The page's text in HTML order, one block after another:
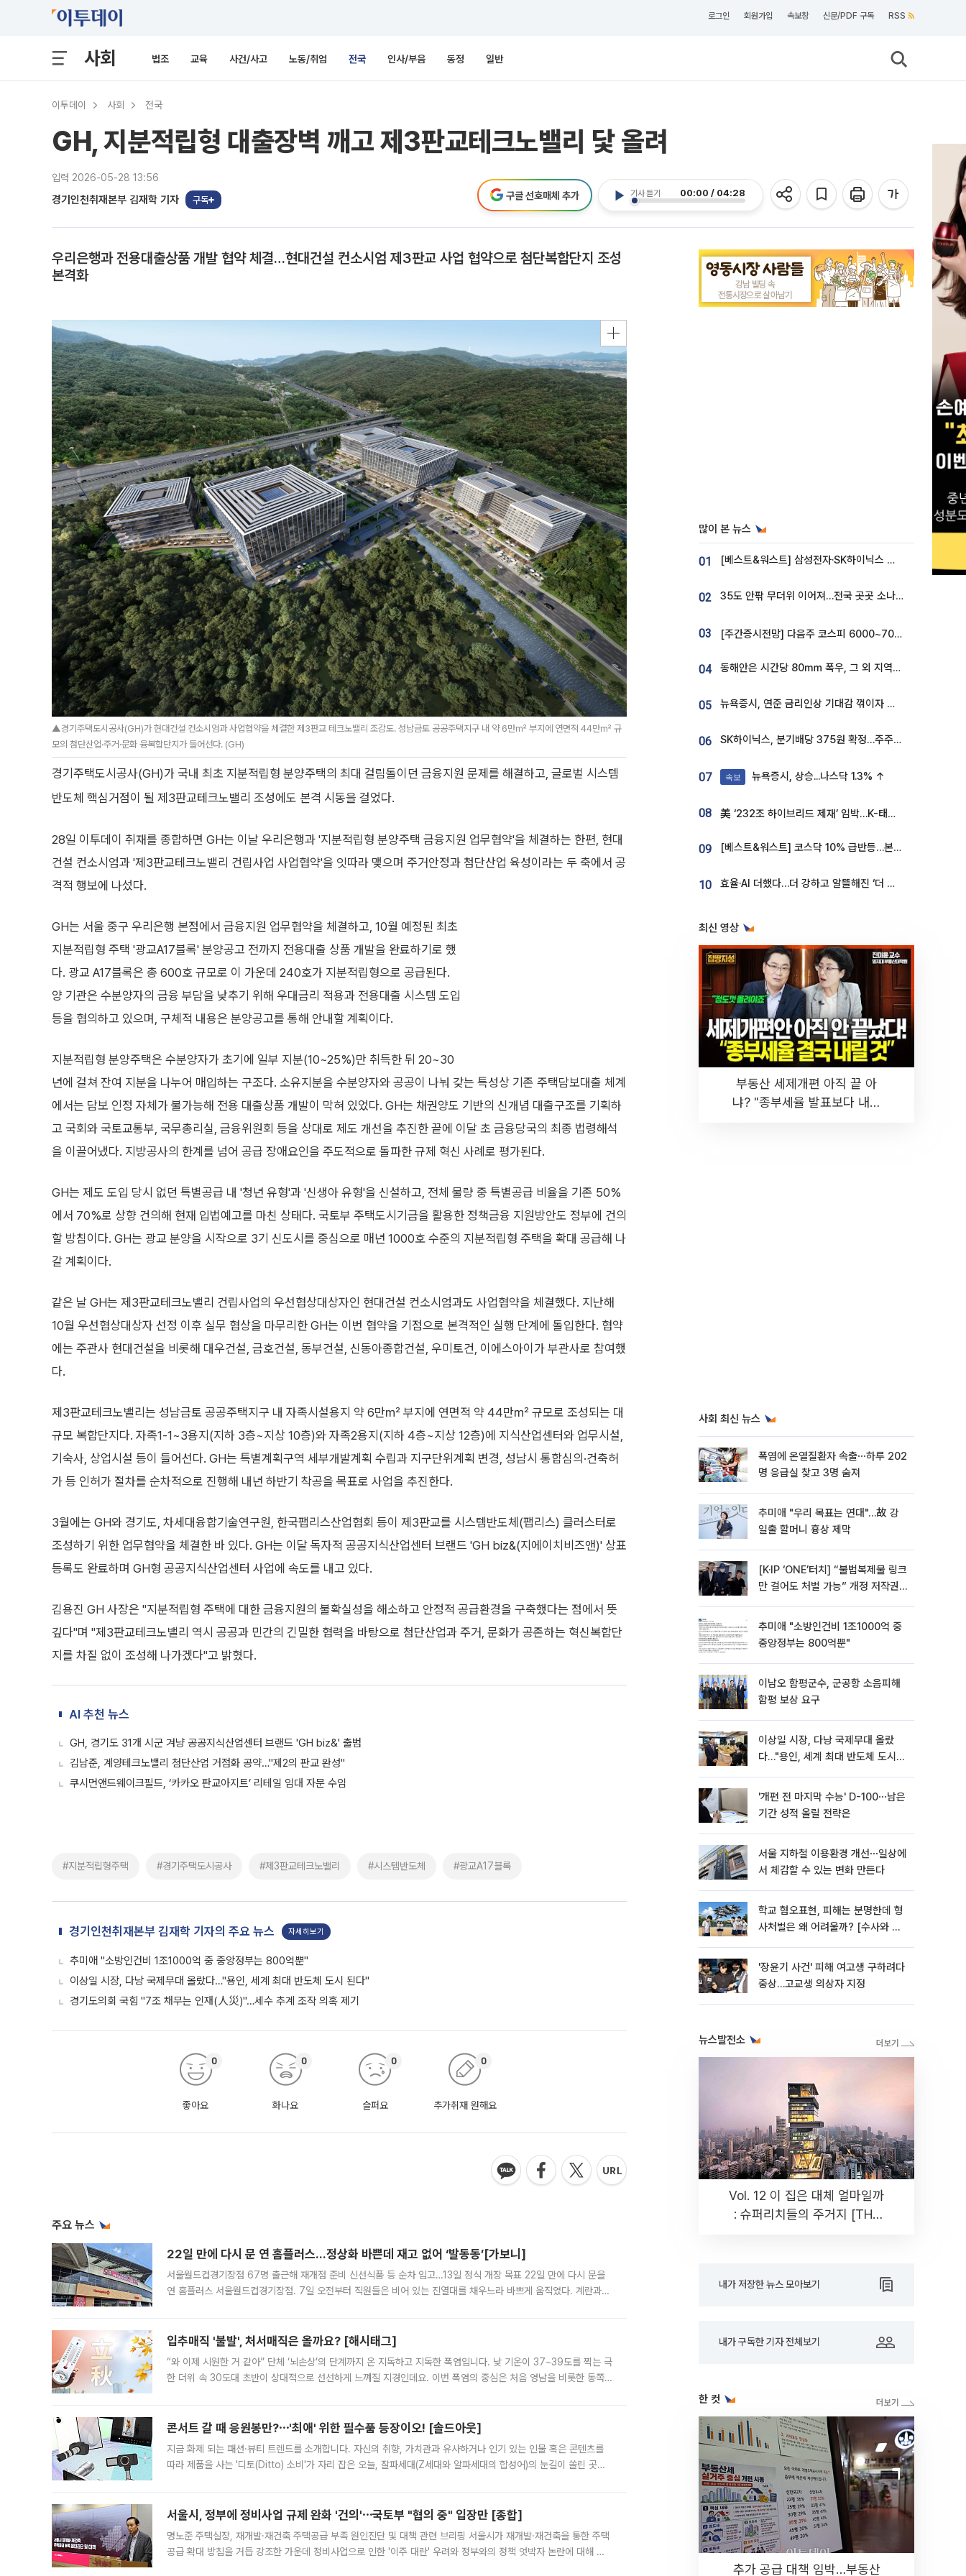
로그인 회원가입 속보창 신문/PDF 구독 RSS
사회 법조 교육 사건/사고 노동/취업 전국 인사/부음 동정 일반
이투데이 사회 전국
GH, 지분적립형 대출장벽 깨고 제3판교테크노밸리 닻 올려
입력 2026-05-28 13:56
경기인천취재본부 김재학 기자 구독
기사 듣기 00:00 / 04:28
구글 선호매체 추가
우리은행과 전용대출상품 개발 협약 체결…현대건설 컨소시엄 제3판교 사업 협약으로 첨단복합단지 조성
본격화
▲경기주택도시공사(GH)가 현대건설 컨소시엄과 사업협약을 체결한 제3판교 테크노밸리 조감도. 성남금토 공공주택지구 내 약 6만㎡ 부지에 연면적 44만㎡ 규
모의 첨단산업·주거·문화 융복합단지가 들어선다. (GH)
경기주택도시공사(GH)가 국내 최초 지분적립형 분양주택의 최대 걸림돌이던 금융지원 문제를 해결하고, 글로벌 시스템
반도체 핵심거점이 될 제3판교테크노밸리 조성에도 본격 시동을 걸었다.
28일 이투데이 취재를 종합하면 GH는 이날 우리은행과 '지분적립형 분양주택 금융지원 업무협약'을 체결하는 한편, 현대
건설 컨소시엄과 '제3판교테크노밸리 건립사업 사업협약'을 잇따라 맺으며 주거안정과 첨단산업 육성이라는 두 축에서 공
격적 행보에 나섰다.
GH는 서울 중구 우리은행 본점에서 금융지원 업무협약을 체결하고, 10월 예정된 최초
지분적립형 주택 '광교A17블록' 분양공고 전까지 전용대출 상품 개발을 완료하기로 했
다. 광교 A17블록은 총 600호 규모로 이 가운데 240호가 지분적립형으로 공급된다.
양 기관은 수분양자의 금융 부담을 낮추기 위해 우대금리 적용과 전용대출 시스템 도입
등을 협의하고 있으며, 구체적 내용은 분양공고를 통해 안내할 계획이다.
지분적립형 분양주택은 수분양자가 초기에 일부 지분(10~25%)만 취득한 뒤 20~30
년에 걸쳐 잔여 지분을 나누어 매입하는 구조다. 소유지분을 수분양자와 공공이 나눠 갖는 특성상 기존 주택담보대출 체계
에서는 담보 인정 자체가 불가능해 전용 대출상품 개발이 막혀 있었다. GH는 채권양도 기반의 신개념 대출구조를 기획하
고 국회와 국토교통부, 국무총리실, 금융위원회 등을 상대로 제도 개선을 추진한 끝에 이달 초 금융당국의 최종 법령해석
을 이끌어냈다. 지방공사의 한계를 넘어 공급 장애요인을 주도적으로 돌파한 규제 혁신 사례로 평가된다.
GH는 제도 도입 당시 없던 특별공급 내 '청년 유형'과 '신생아 유형'을 신설하고, 전체 물량 중 특별공급 비율을 기존 50%
에서 70%로 상향 건의해 현재 입법예고를 마친 상태다. 국토부 주택도시기금을 활용한 정책금융 지원방안도 정부에 건의
할 방침이다. GH는 광교 분양을 시작으로 3기 신도시를 중심으로 매년 1000호 수준의 지분적립형 주택을 확대 공급해 나
갈 계획이다.
같은 날 GH는 제3판교테크노밸리 건립사업의 우선협상대상자인 현대건설 컨소시엄과도 사업협약을 체결했다. 지난해
10월 우선협상대상자 선정 이후 실무 협상을 마무리한 GH는 이번 협약을 기점으로 본격적인 실행 단계에 돌입한다. 협약
에는 주관사 현대건설을 비롯해 대우건설, 금호건설, 동부건설, 신동아종합건설, 우미토건, 이에스아이가 부관사로 참여했
다.
제3판교테크노밸리는 성남금토 공공주택지구 내 자족시설용지 약 6만㎡ 부지에 연면적 약 44만㎡ 규모로 조성되는 대
규모 복합단지다. 자족1-1~3용지(지하 3층~지상 10층)와 자족2용지(지하 4층~지상 12층)에 지식산업센터와 업무시설,
기숙사, 상업시설 등이 들어선다. GH는 특별계획구역 세부개발계획 수립과 지구단위계획 변경, 성남시 통합심의·건축허
가 등 인허가 절차를 순차적으로 진행해 내년 하반기 착공을 목표로 사업을 추진한다.
3월에는 GH와 경기도, 차세대융합기술연구원, 한국팹리스산업협회 등이 제3판교를 시스템반도체(팹리스) 클러스터로
조성하기 위한 업무협약을 체결한 바 있다. GH는 이달 독자적 공공지식산업센터 브랜드 'GH biz&(지에이치비즈앤)' 상표
등록도 완료하며 GH형 공공지식산업센터 사업에 속도를 내고 있다.
김용진 GH 사장은 "지분적립형 주택에 대한 금융지원의 불확실성을 해소하고 안정적 공급환경을 구축했다는 점에서 뜻
깊다"며 "제3판교테크노밸리 역시 공공과 민간의 긴밀한 협력을 바탕으로 첨단산업과 주거, 문화가 공존하는 혁신복합단
지를 차질 없이 조성해 나가겠다"고 밝혔다.
AI 추천 뉴스
GH, 경기도 31개 시군 겨냥 공공지식산업센터 브랜드 'GH biz&' 출범
김남준, 계양테크노밸리 첨단산업 거점화 공약…"제2의 판교 완성"
쿠시먼앤드웨이크필드, ‘카카오 판교아지트’ 리테일 임대 자문 수임
#지분적립형주택 #경기주택도시공사 #제3판교테크노밸리 #시스템반도체 #광교A17블록
경기인천취재본부 김재학 기자의 주요 뉴스 자세히보기
추미애 "소방인건비 1조1000억 중 중앙정부는 800억뿐"
이상일 시장, 다낭 국제무대 올랐다…"용인, 세계 최대 반도체 도시 된다"
경기도의회 국힘 "7조 채무는 인재(人災)"…세수 추계 조작 의혹 제기
좋아요
0
화나요
0
슬퍼요
0
추가취재 원해요
0
주요 뉴스
22일 만에 다시 문 연 홈플러스…정상화 바쁜데 재고 없어 ‘발동동’[가보니]
서울월드컵경기장점 67명 출근해 재개점 준비 신선식품 등 순차 입고…13일 정식 개장 목표 22일 만에 다시 문을
연 홈플러스 서울월드컵경기장점. 7일 오전부터 직원들은 비어 있는 진열대를 채우느라 바쁘게 움직였다. 계란과
입추매직 '불발', 처서매직은 올까요? [해시태그]
“와 이제 시원한 거 같아” 단체 ‘뇌손상’의 단계까지 온 지독하고 지독한 폭염입니다. 낮 기온이 37~39도를 찍는 극
한 더위 속 30도대 초반이 상대적으로 선선하게 느껴질 지경인데요. 이번 폭염의 중심은 처음 영남을 비롯한 동쪽
콘서트 갈 때 응원봉만?⋯'최애' 위한 필수품 등장이오! [솔드아웃]
지금 화제 되는 패션·뷰티 트렌드를 소개합니다. 자신의 취향, 가치관과 유사하거나 인기 있는 인물 혹은 콘텐츠를
따라 제품을 사는 '디토(Ditto) 소비'가 자리 잡은 오늘, 잘파세대(Z세대와 알파세대의 합성어)의 눈길이 쏠린 곳은
서울시, 정부에 정비사업 규제 완화 '건의'⋯국토부 "협의 중" 입장만 [종합]
명노준 주택실장, 재개발·재건축 주택공급 부족 원인진단 및 대책 관련 브리핑 서울시가 재개발·재건축을 통한 주택
공급 확대 방침을 거듭 강조한 가운데 정비사업으로 인한 '이주 대란' 우려와 정부와의 정책 엇박자 논란에 대해 정
많이 본 뉴스
01 [베스트&워스트] 삼성전자·SK하이닉스 밀린 한 주…상상인증권은 85% 급등
02 35도 안팎 무더위 이어져…전국 곳곳 소나기 [오늘 날씨]
03 [주간증시전망] 다음주 코스피 6000~7000⋯“外人 수급은 정책이 변수”
04 동해안은 시간당 80㎜ 폭우, 그 외 지역은 폭염…‘극과 극 날씨’
05 뉴욕증시, 연준 금리인상 기대감 꺾이자 상승...S&P500 사상 최고치 [종합]
06 SK하이닉스, 분기배당 375원 확정…주주환원책 9월로 앞당겨 발표
07 속보 뉴욕증시, 상승...나스닥 1.3% ↑
08 美 ‘232조 하이브리드 제재’ 임박…K-태양광, 불확실성 털고 날개 다나
09 [베스트&워스트] 코스닥 10% 급반등…본느, 최대주주 변경 기대에 270% 폭등
10 효율·AI 더했다…더 강하고 알뜰해진 ‘더 뉴 그랜저 하이브리드’ [ET의 모빌리티]
최신 영상
부동산 세제개편 아직 끝 아
냐? "종부세율 발표보다 내릴
사회 최신 뉴스
폭염에 온열질환자 속출⋯하루 202
명 응급실 찾고 3명 숨져
추미애 "우리 목표는 연대"…故 강
일출 할머니 흉상 제막
[K·IP ‘ONE’터치] “불법복제물 링크
만 걸어도 처벌 가능” 개정 저작권
추미애 "소방인건비 1조1000억 중
중앙정부는 800억뿐"
이남오 함평군수, 군공항 소음피해
함평 보상 요구
이상일 시장, 다낭 국제무대 올랐
다…"용인, 세계 최대 반도체 도시
'개편 전 마지막 수능' D-100⋯남은
기간 성적 올릴 전략은
서울 지하철 이용환경 개선⋯일상에
서 체감할 수 있는 변화 만든다
학교 혐오표현, 피해는 분명한데 형
사처벌은 왜 어려울까? [수사와 재
'장윤기 사건' 피해 여고생 구하려다
중상…고교생 의상자 지정
뉴스발전소
Vol. 12 이 집은 대체 얼마일까
: 슈퍼리치들의 주거지 [THE
내가 저장한 뉴스 모아보기
내가 구독한 기자 전체보기
한 컷
추가 공급 대책 임박…부동산